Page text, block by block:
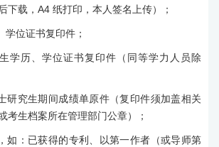
下载， A4 纸打印，本人签名上传）；
学位证书复印件；
学历、学位证书复印件（同等学力人员除
研究生期间成绩单原件（复印件须加盖相关
考生档案所在管理部门公章）；
如：已获得的专利、以第一作者（或导师第